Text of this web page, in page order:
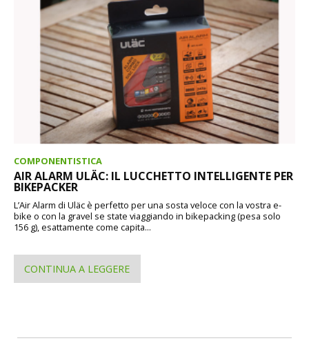
COMPONENTISTICA
AIR ALARM ULÄC: IL LUCCHETTO INTELLIGENTE PER
BIKEPACKER
L’Air Alarm di Uläc è perfetto per una sosta veloce con la vostra e-
bike o con la gravel se state viaggiando in bikepacking (pesa solo
156 g), esattamente come capita...
CONTINUA A LEGGERE